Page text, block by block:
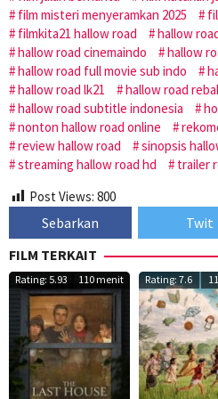
film misteri menyeramkan 2025
filmkita21 hallow road
hallow
hallow road cinemaindo
hallow
hallow road full movie sub indo
hallow road lk21
hallow road
hallow road subtitle indonesia
nonton hallow road online
review hallow road
sinopsis
streaming hallow road hd
trailer
Post Views: 800
Sebarkan Twit
FILM TERKAIT
Rating: 5.93 110 menit Rating: 7.6